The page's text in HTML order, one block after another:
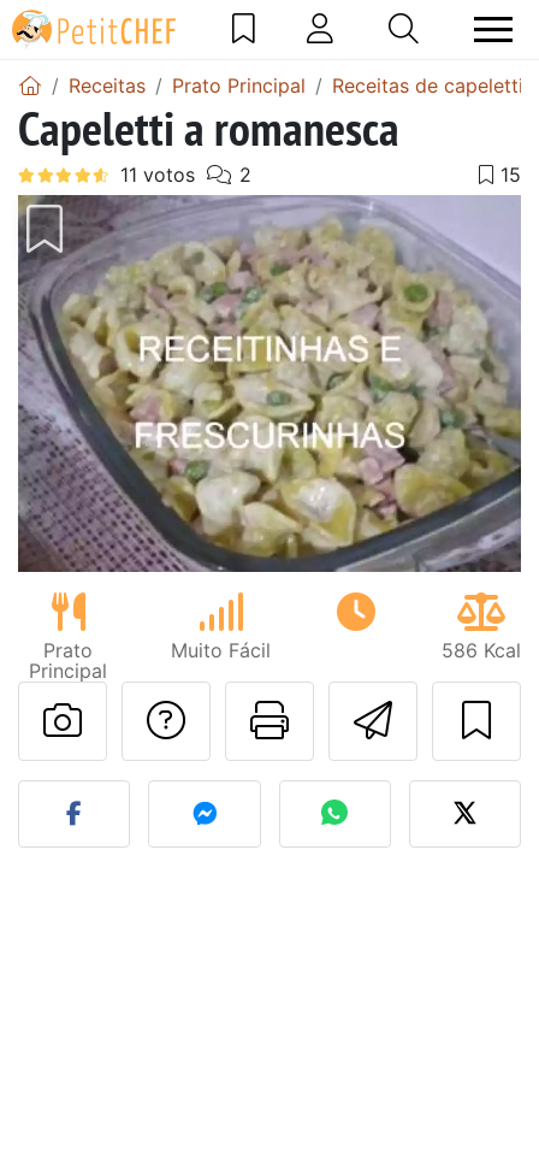
Receitas Prato Principal Receitas de capelettis
Capeletti a romanesca
Prato
Principal
Muito Fácil 586 Kcal
Imprima
Falar com o autor
Fez esta receita?